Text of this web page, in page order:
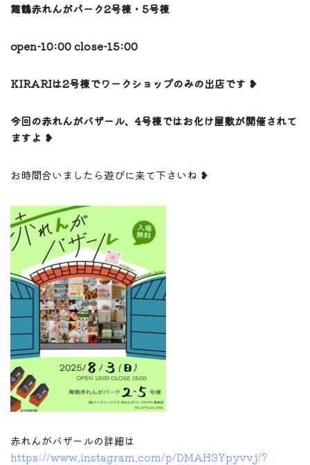
舞鶴赤れんがパーク2号棟・5号棟
open-10:00 close-15:00
KIRARIは2号棟でワークショップのみの出店です ❥
今回の赤れんがバザール、4号棟ではお化け屋敷が開催されて
ますよ ❥
お時間合いましたら遊びに来て下さいね ❥
赤れんがバザールの詳細は
https://www.instagram.com/p/DMAH3Ypyvvj/?